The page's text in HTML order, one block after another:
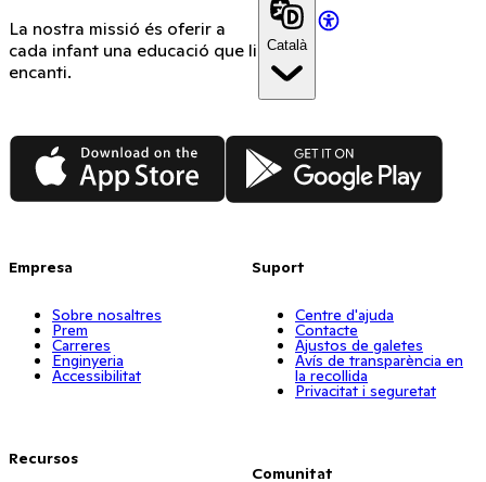
La nostra missió és oferir a
cada infant una educació que li
encanti.
Català
App Store Google Play
Empresa
Sobre nosaltres
Prem
Carreres
Enginyeria
Accessibilitat
Recursos
Suport
Centre d'ajuda
Contacte
Ajustos de galetes
Avís de transparència en
la recollida
Privacitat i seguretat
Comunitat